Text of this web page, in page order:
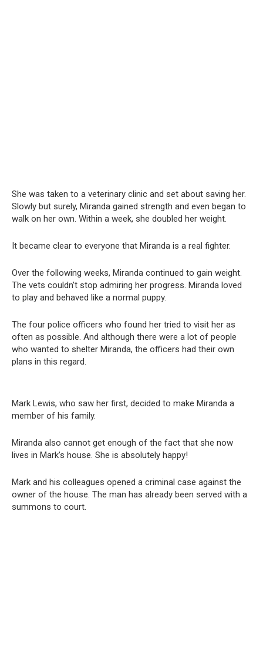
She was taken to a veterinary clinic and set about saving her.
Slowly but surely, Miranda gained strength and even began to
walk on her own. Within a week, she doubled her weight.
It became clear to everyone that Miranda is a real fighter.
Over the following weeks, Miranda continued to gain weight.
The vets couldn’t stop admiring her progress. Miranda loved
to play and behaved like a normal puppy.
The four police officers who found her tried to visit her as
often as possible. And although there were a lot of people
who wanted to shelter Miranda, the officers had their own
plans in this regard.
Mark Lewis, who saw her first, decided to make Miranda a
member of his family.
Miranda also cannot get enough of the fact that she now
lives in Mark’s house. She is absolutely happy!
Mark and his colleagues opened a criminal case against the
owner of the house. The man has already been served with a
summons to court.